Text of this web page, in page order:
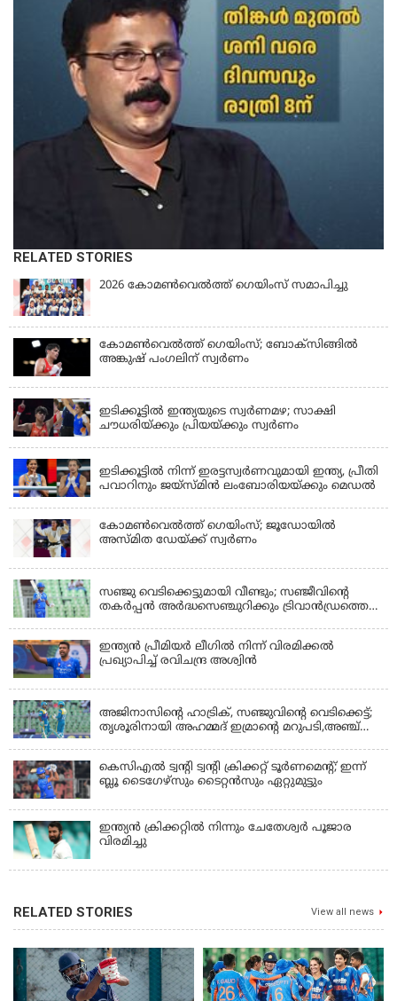
RELATED STORIES
2026 കോമണ്‍വെല്‍ത്ത് ഗെയിംസ് സമാപിച്ചു
കോമണ്‍വെല്‍ത്ത് ഗെയിംസ്; ബോക്‌സിങ്ങില്‍
അങ്കുഷ് പംഗലിന് സ്വര്‍ണം
ഇടിക്കൂട്ടിൽ ഇന്ത്യയുടെ സ്വർണമഴ; സാക്ഷി
ചൗധരിയ്ക്കും പ്രിയയ്ക്കും സ്വർണം
ഇടിക്കൂട്ടിൽ നിന്ന് ഇരട്ടസ്വർണവുമായി ഇന്ത്യ, പ്രീതി
പവാറിനും ജയ്സ്മിന്‍ ലംബോരിയയ്ക്കും മെഡൽ
കോമണ്‍വെല്‍ത്ത് ഗെയിംസ്; ജൂഡോയിൽ
അസ്മിത ഡേയ്ക്ക് സ്വർണം
സഞ്ജു വെടിക്കെട്ടുമായി വീണ്ടും; സഞ്ജീവിന്‍റെ
തകർപ്പൻ അർദ്ധസെഞ്ചുറിക്കും ട്രിവാൻഡ്രത്തെ
ഇന്ത്യന്‍ പ്രീമിയര്‍ ലീഗില്‍ നിന്ന് വിരമിക്കല്‍
പ്രഖ്യാപിച്ച് രവിചന്ദ്ര അശ്വിന്‍
അജിനാസിന്റെ ഹാട്രിക്, സഞ്ജുവിന്റെ വെടിക്കെട്ട്;
തൃശൂരിനായി അഹമ്മദ് ഇമ്രാന്റെ മറുപടി,അഞ്ച്
കെസിഎൽ ട്വൻ്റി ട്വൻ്റി ക്രിക്കറ്റ് ടൂർണമെൻ്റ്; ഇന്ന്
ബ്ലൂ ടൈഗേഴ്സും ടൈറ്റൻസും ഏറ്റുമുട്ടും
ഇന്ത്യന്‍ ക്രിക്കറ്റിൽ നിന്നും ചേതേശ്വര്‍ പൂജാര
വിരമിച്ചു
RELATED STORIES View all news